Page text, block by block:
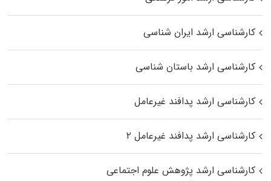
کارشناسی ارشد ایران شناسی
کارشناسی ارشد باستان شناسی
کارشناسی ارشد پدافند غیرعامل
کارشناسی ارشد پدافند غیرعامل ۲
کارشناسی ارشد پژوهش علوم اجتماعی